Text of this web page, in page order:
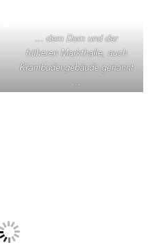
… dem Dom und der
früheren Markthalle, auch
Krambudengebäude genannt